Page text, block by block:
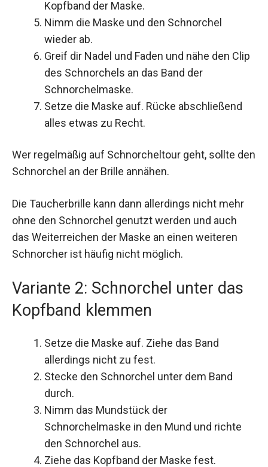
Kopfband der Maske.
Nimm die Maske und den Schnorchel
wieder ab.
Greif dir Nadel und Faden und nähe den Clip
des Schnorchels an das Band der
Schnorchelmaske.
Setze die Maske auf. Rücke abschließend
alles etwas zu Recht.
Wer regelmäßig auf Schnorcheltour geht, sollte den
Schnorchel an der Brille annähen.
Die Taucherbrille kann dann allerdings nicht mehr
ohne den Schnorchel genutzt werden und auch
das Weiterreichen der Maske an einen weiteren
Schnorcher ist häufig nicht möglich.
Variante 2: Schnorchel unter das
Kopfband klemmen
Setze die Maske auf. Ziehe das Band
allerdings nicht zu fest.
Stecke den Schnorchel unter dem Band
durch.
Nimm das Mundstück der
Schnorchelmaske in den Mund und richte
den Schnorchel aus.
Ziehe das Kopfband der Maske fest.